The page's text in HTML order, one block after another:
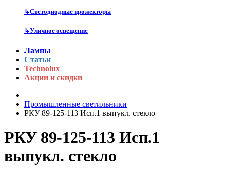
↳Светодиодные прожекторы
↳Уличное освещение
Лампы
Статьи
Technolux
Акции и скидки
Промышленные светильники
РКУ 89-125-113 Исп.1 выпукл. стекло
РКУ 89-125-113 Исп.1
выпукл. стекло